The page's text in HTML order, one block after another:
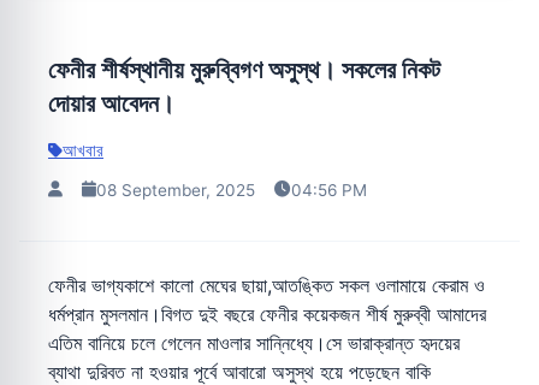
ফেনীর শীর্ষস্থানীয় মুরুব্বিগণ অসুস্থ। সকলের নিকট
দোয়ার আবেদন।
আখবার
08 September, 2025 04:56 PM
ফেনীর ভাগ্যকাশে কালো মেঘের ছায়া,আতঙ্কিত সকল ওলামায়ে কেরাম ও
ধর্মপ্রান মুসলমান।বিগত দুই বছরে ফেনীর কয়েকজন শীর্ষ মুরুব্বী আমাদের
এতিম বানিয়ে চলে গেলেন মাওলার সান্নিধ্যে।সে ভারাক্রান্ত হৃদয়ের
ব্যাথা দুরিবত না হওয়ার পূর্বে আবারো অসুস্থ হয়ে পড়েছেন বাকি